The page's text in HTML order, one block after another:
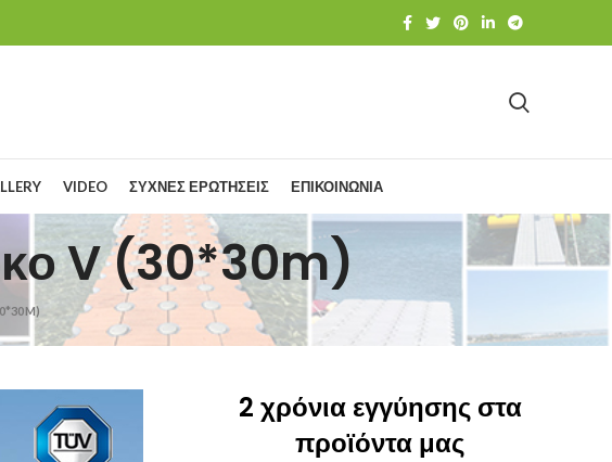
VIDEO ΣΥΧΝΕΣ ΕΡΩΤΗΣΕΙΣ ΕΠΙΚΟΙΝΩΝΙΑ
V (30*30m)
2 χρόνια εγγύησης στα
προϊόντα μας